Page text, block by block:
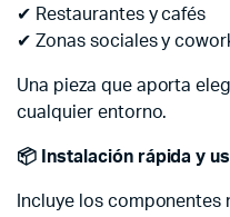
✔ Restaurantes y cafés
✔ Zonas sociales y
Una pieza que aporta
cualquier entorno.
📦Instalación rápida y
Incluye los